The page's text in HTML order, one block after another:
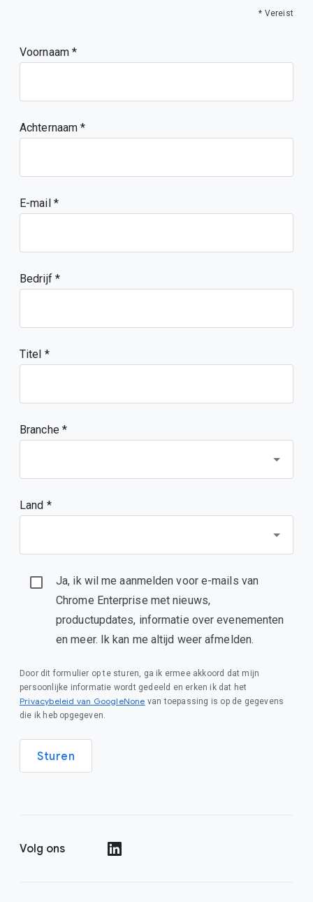
* Vereist
Voornaam
Achternaam
E-mail
Bedrijf
Titel
Branche *
Land *
Ja, ik wil me aanmelden voor e-mails van
Chrome Enterprise met nieuws,
productupdates, informatie over evenementen
en meer. Ik kan me altijd weer afmelden.
Door dit formulier op te sturen, ga ik ermee akkoord dat mijn
persoonlijke informatie wordt gedeeld en erken ik dat het
Privacybeleid van GoogleNone van toepassing is op de gegevens
die ik heb opgegeven.
Sturen
Volg ons